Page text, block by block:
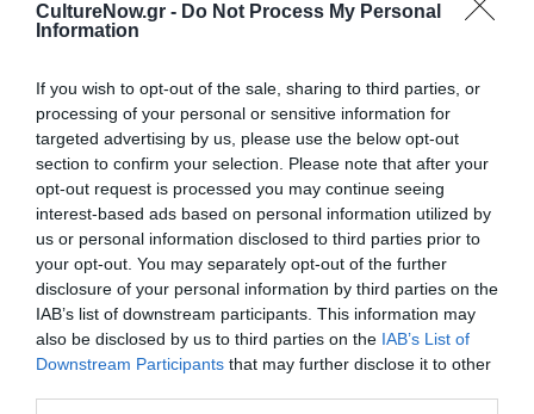
CultureNow.gr - Do Not Process My Personal
Information
If you wish to opt-out of the sale, sharing to third parties, or
processing of your personal or sensitive information for
targeted advertising by us, please use the below opt-out
section to confirm your selection. Please note that after your
opt-out request is processed you may continue seeing
interest-based ads based on personal information utilized by
us or personal information disclosed to third parties prior to
your opt-out. You may separately opt-out of the further
disclosure of your personal information by third parties on the
IAB’s list of downstream participants. This information may
also be disclosed by us to third parties on the IAB’s List of
Downstream Participants that may further disclose it to other
Ακολουθήστε το Culturenow.gr στο
Δείτε όλα τα τελευταία νέαγια την Τέχνη και τον
Πολιτισμό στοCulturenow.gr
Νέοι Διαγωνισμοί❯
Tags
ΔΙΑΛΕΞΕΙΣ - ΟΜΙΛΙΕΣ
ΔΩΡΕΑΝ ΕΚΔΗΛΩΣΕΙΣ
ΕΙΚΑΣΤΙΚΕΣ ΕΚΘΕΣΕΙΣ
ΟΜΑΔΙΚΕΣ ΕΚΘΕΣΕΙΣ